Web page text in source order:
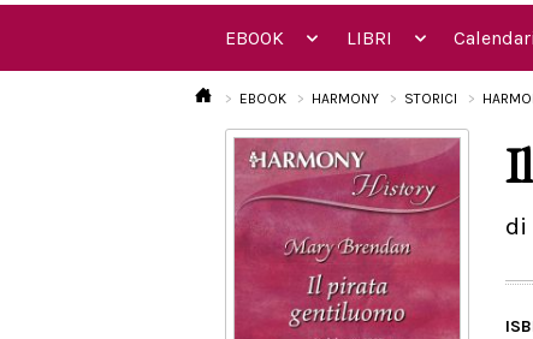
EBOOK LIBRI
EBOOK HARMONY STORICI
di